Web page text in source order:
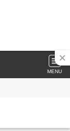
MENU